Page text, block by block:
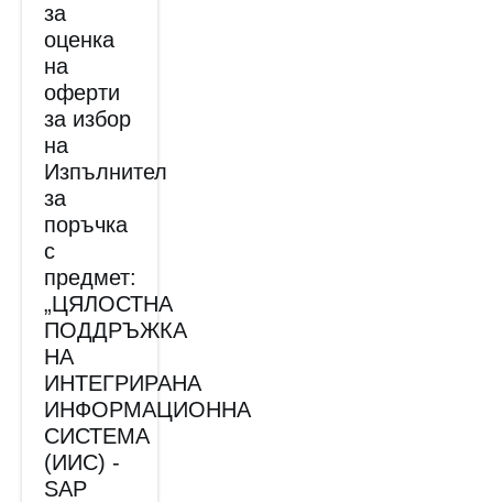
за
оценка
на
оферти
за избор
на
Изпълнител
за
поръчка
с
предмет:
„ЦЯЛОСТНА
ПОДДРЪЖКА
НА
ИНТЕГРИРАНА
ИНФОРМАЦИОННА
СИСТЕМА
(ИИС) -
SAP